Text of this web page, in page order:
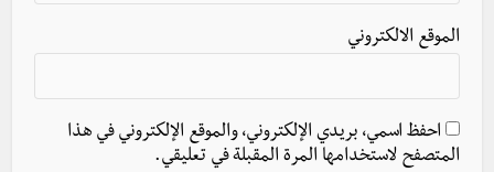
الموقع الالكتروني
احفظ اسمي، بريدي الإلكتروني، والموقع الإلكتروني في هذا
المتصفح لاستخدامها المرة المقبلة في تعليقي.